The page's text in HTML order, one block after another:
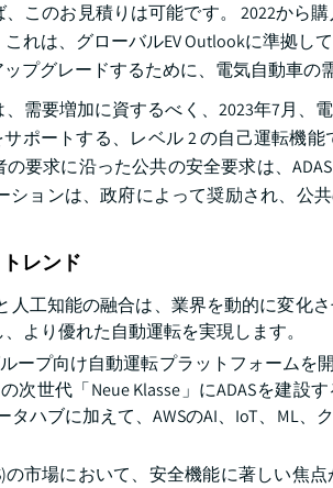
このお見積りは可能です。 2022から
れは、グローバルEV Outlookに準拠し
プグレードするために、電気自動車の
需要増加に資するべく、2023年7月、
サポートする、レベル 2 の自己運転機
要求に沿った公共の安全要求は、
ションは、政府によって奨励され、公
レンド
人工知能の融合は、業界を動的に変化
より優れた自動運転を実現します。
ープ向け自動運転プラットフォーム
次世代「Neue Klasse」にADASを建
タハブに加えて、AWSのAI、IoT、ML
の市場において、安全機能に著しい焦